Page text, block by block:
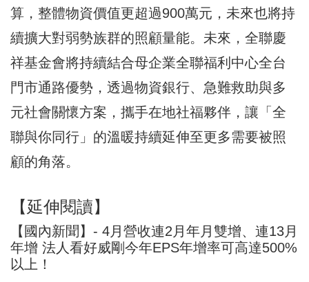
算，整體物資價值更超過900萬元，未來也將持
續擴大對弱勢族群的照顧量能。未來，全聯慶
祥基金會將持續結合母企業全聯福利中心全台
門市通路優勢，透過物資銀行、急難救助與多
元社會關懷方案，攜手在地社福夥伴，讓「全
聯與你同行」的溫暖持續延伸至更多需要被照
顧的角落。
【延伸閱讀】
【國內新聞】- 4月營收連2月年月雙增、連13月
年增 法人看好威剛今年EPS年增率可高達500%
以上！